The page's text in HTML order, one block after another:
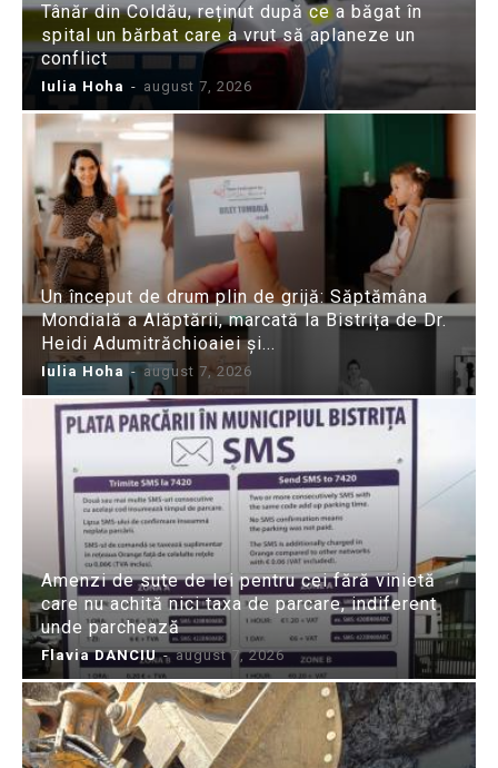
Tânăr din Coldău, reținut după ce a băgat în
spital un bărbat care a vrut să aplaneze un
conflict
Iulia Hoha - august 7, 2026
Un început de drum plin de grijă: Săptămâna
Mondială a Alăptării, marcată la Bistrița de Dr.
Heidi Adumitrăchioaiei și...
Iulia Hoha - august 7, 2026
Amenzi de sute de lei pentru cei fără vinietă
care nu achită nici taxa de parcare, indiferent
unde parchează
Flavia DANCIU - august 7, 2026